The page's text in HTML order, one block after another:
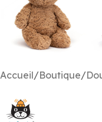
Accueil/Boutique/